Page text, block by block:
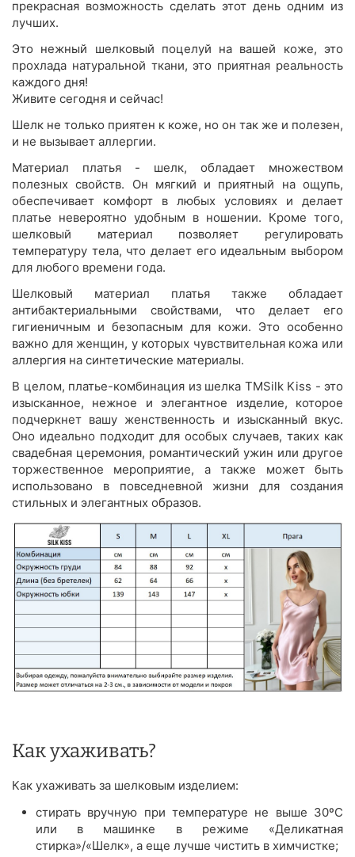
прекрасная возможность сделать этот день одним из
лучших.
Это нежный шелковый поцелуй на вашей коже, это
прохлада натуральной ткани, это приятная реальность
каждого дня!
Живите сегодня и сейчас!
Шелк не только приятен к коже, но он так же и полезен,
и не вызывает аллергии.
Материал платья - шелк, обладает множеством
полезных свойств. Он мягкий и приятный на ощупь,
обеспечивает комфорт в любых условиях и делает
платье невероятно удобным в ношении. Кроме того,
шелковый материал позволяет регулировать
температуру тела, что делает его идеальным выбором
для любого времени года.
Шелковый материал платья также обладает
антибактериальными свойствами, что делает его
гигиеничным и безопасным для кожи. Это особенно
важно для женщин, у которых чувствительная кожа или
аллергия на синтетические материалы.
В целом, платье-комбинация из шелка TMSilk Kiss - это
изысканное, нежное и элегантное изделие, которое
подчеркнет вашу женственность и изысканный вкус.
Оно идеально подходит для особых случаев, таких как
свадебная церемония, романтический ужин или другое
торжественное мероприятие, а также может быть
использовано в повседневной жизни для создания
стильных и элегантных образов.
Как ухаживать?
Как ухаживать за шелковым изделием:
стирать вручную при температуре не выше 30ºС
или в машинке в режиме «Деликатная
стирка»/«Шелк», а еще лучше чистить в химчистке;